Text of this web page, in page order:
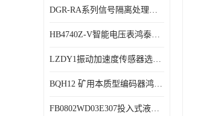
DGR-RA系列信号隔离处理器鸿泰产品技术规格
HB4740Z-V智能电压表鸿泰产品外形美观大方
LZDY1振动加速度传感器选型资料
BQH12 矿用本质型编码器鸿泰产品实物展示
FB0802WD03E307投入式液位计鸿泰产品选型参数